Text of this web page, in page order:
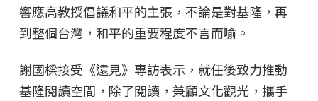
響應高教授倡議和平的主張，不論是對基隆，再
到整個台灣，和平的重要程度不言而喻。
謝國樑接受《遠見》專訪表示，就任後致力推動
基隆閱讀空間，除了閱讀，兼顧文化觀光，攜手